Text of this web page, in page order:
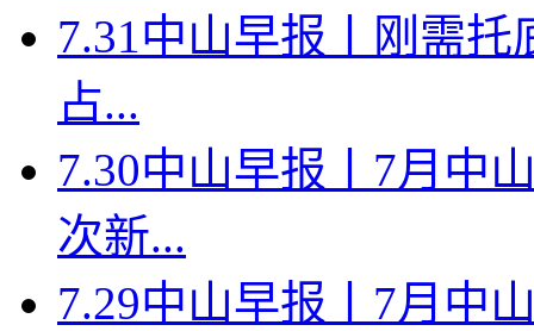
7.31中山早报丨刚需
占...
7.30中山早报丨7月中
次新...
7.29中山早报丨7月中